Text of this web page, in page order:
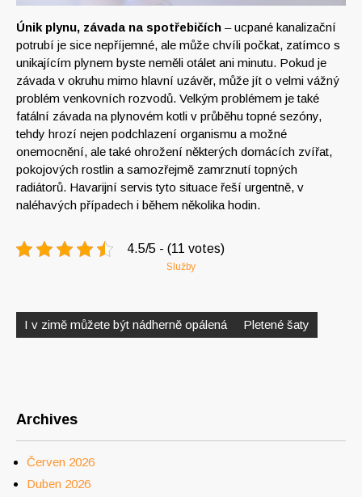
Únik plynu, závada na spotřebičích – ucpané kanalizační
potrubí je sice nepříjemné, ale může chvíli počkat, zatímco s
unikajícím plynem byste neměli otálet ani minutu. Pokud je
závada v okruhu mimo hlavní uzávěr, může jít o velmi vážný
problém venkovních rozvodů. Velkým problémem je také
fatální závada na plynovém kotli v průběhu topné sezóny,
tehdy hrozí nejen podchlazení organismu a možné
onemocnění, ale také ohrožení některých domácích zvířat,
pokojových rostlin a samozřejmě zamrznutí topných
radiátorů. Havarijní servis tyto situace řeší urgentně, v
naléhavých případech i během několika hodin.
4.5/5 - (11 votes)
Služby
pro
příspěvek
I v zimě můžete být nádherně opálená Pletené šaty
Archives
Červen 2026
Duben 2026